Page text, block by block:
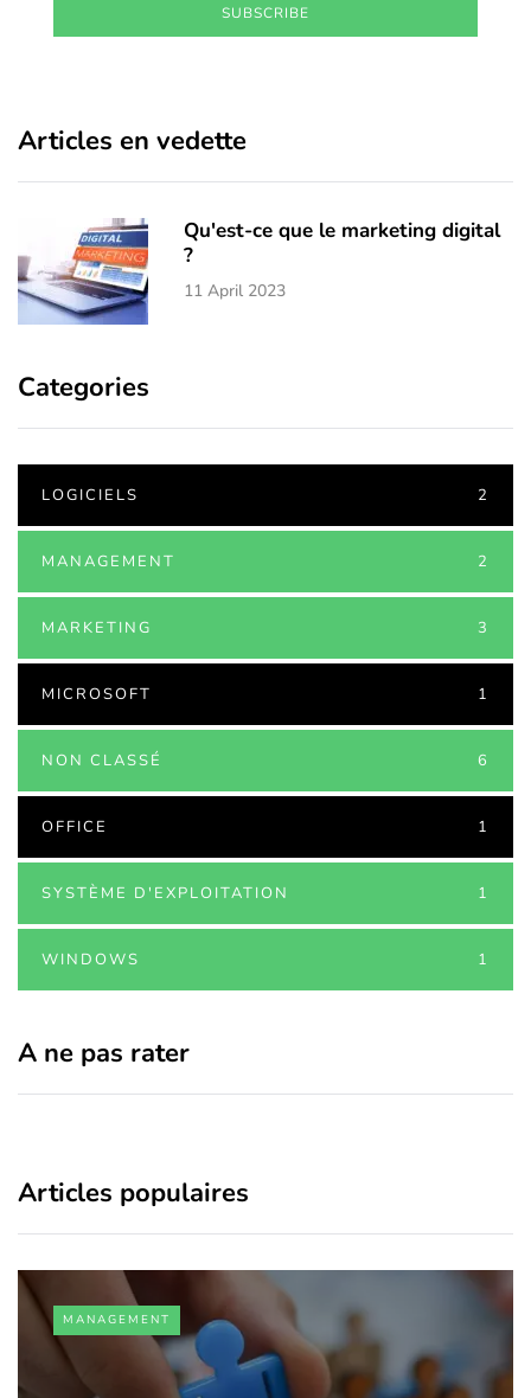
SUBSCRIBE
Articles en vedette
Qu'est-ce que le marketing digital
?
11 April 2023
Categories
LOGICIELS 2
MANAGEMENT 2
MARKETING 3
MICROSOFT 1
NON CLASSÉ 6
OFFICE 1
SYSTÈME D'EXPLOITATION 1
WINDOWS 1
A ne pas rater
Articles populaires
MANAGEMENT